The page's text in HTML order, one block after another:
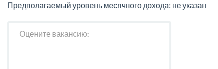
Предполагаемый уровень месячного дохода: не указан
Оцените вакансию: